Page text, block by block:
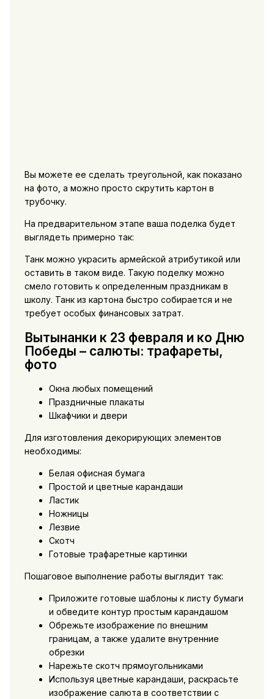
Вы можете ее сделать треугольной, как показано
на фото, а можно просто скрутить картон в
трубочку.
На предварительном этапе ваша поделка будет
выглядеть примерно так:
Танк можно украсить армейской атрибутикой или
оставить в таком виде. Такую поделку можно
смело готовить к определенным праздникам в
школу. Танк из картона быстро собирается и не
требует особых финансовых затрат.
Вытынанки к 23 февраля и ко Дню
Победы – салюты: трафареты,
фото
Окна любых помещений
Праздничные плакаты
Шкафчики и двери
Для изготовления декорирующих элементов
необходимы:
Белая офисная бумага
Простой и цветные карандаши
Ластик
Ножницы
Лезвие
Скотч
Готовые трафаретные картинки
Пошаговое выполнение работы выглядит так:
Приложите готовые шаблоны к листу бумаги
и обведите контур простым карандашом
Обрежьте изображение по внешним
границам, а также удалите внутренние
обрезки
Нарежьте скотч прямоугольниками
Используя цветные карандаши, раскрасьте
изображение салюта в соответствии с